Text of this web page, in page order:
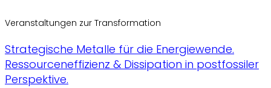
Veranstaltungen zur Transformation
Strategische Metalle für die Energiewende.
Ressourceneffizienz & Dissipation in postfossiler
Perspektive.